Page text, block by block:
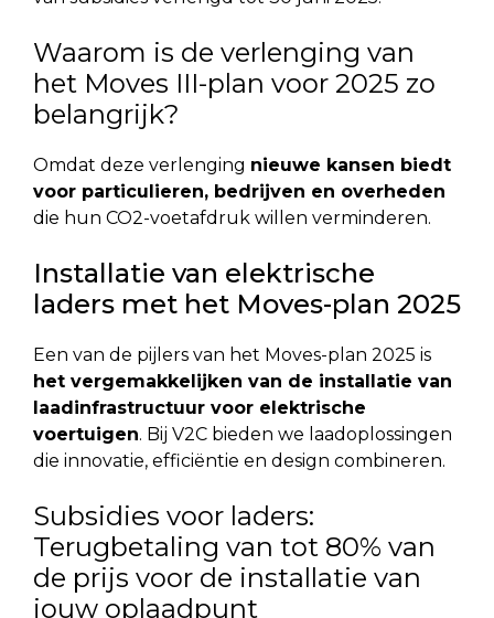
Waarom is de verlenging van
het Moves III-plan voor 2025 zo
belangrijk?
Omdat deze verlenging nieuwe kansen biedt
voor particulieren, bedrijven en overheden
die hun CO2-voetafdruk willen verminderen.
Installatie van elektrische
laders met het Moves-plan 2025
Een van de pijlers van het Moves-plan 2025 is
het vergemakkelijken van de installatie van
laadinfrastructuur voor elektrische
voertuigen. Bij V2C bieden we laadoplossingen
die innovatie, efficiëntie en design combineren.
Subsidies voor laders:
Terugbetaling van tot 80% van
de prijs voor de installatie van
jouw oplaadpunt